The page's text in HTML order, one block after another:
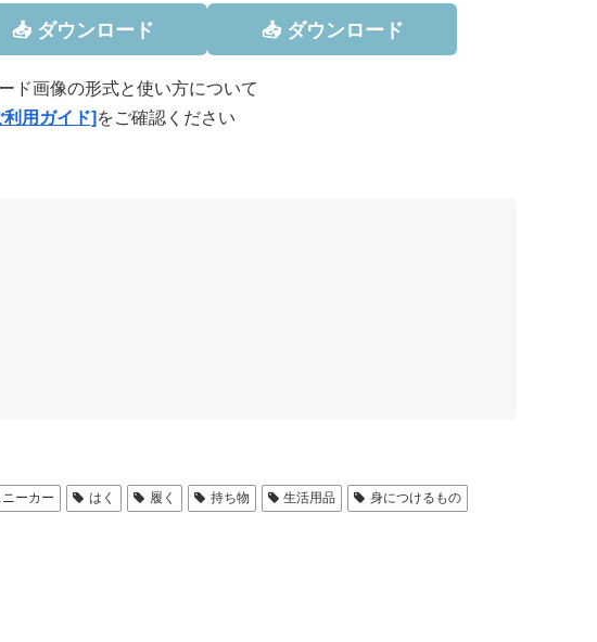
📥 ダウンロード 📥 ダウンロード
ド画像の形式と使い方について
利用ガイド]をご確認ください
ニーカー はく 履く 持ち物 生活用品 身につけるもの